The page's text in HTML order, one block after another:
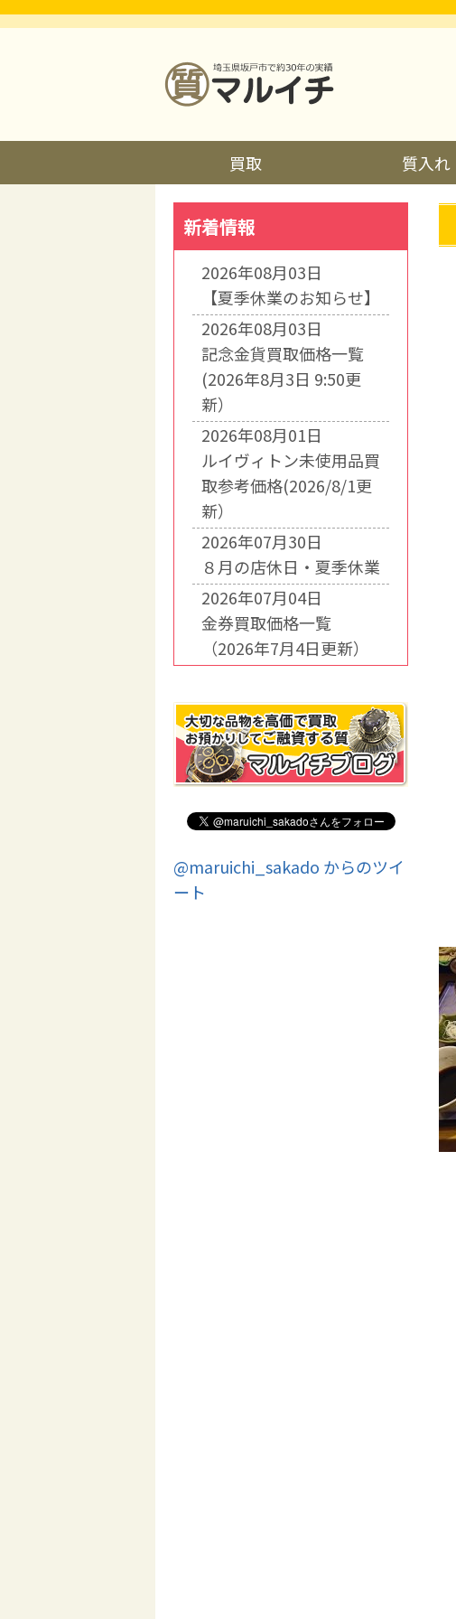
買取 質入れ
新着情報
2026年08月03日
【夏季休業のお知らせ】
2026年08月03日
記念金貨買取価格一覧
(2026年8月3日 9:50更
新）
2026年08月01日
ルイヴィトン未使用品買
取参考価格(2026/8/1更
新）
2026年07月30日
８月の店休日・夏季休業
2026年07月04日
金券買取価格一覧
（2026年7月4日更新）
@maruichi_sakado からのツイ
ート